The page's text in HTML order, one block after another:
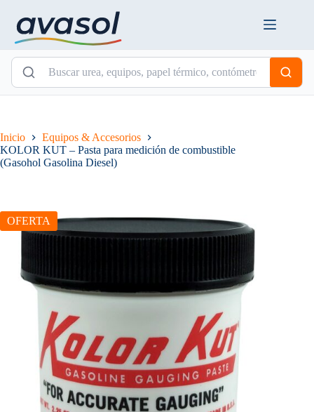
contenido
Inicio
Equipos & Accesorios
KOLOR KUT – Pasta para medición de combustible
(Gasohol Gasolina Diesel)
OFERTA